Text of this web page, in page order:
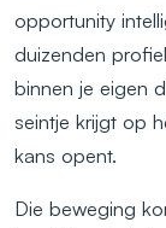
opportunity
duizenden
binnen je eigen
seintje krijgt op
kans opent.
Die beweging